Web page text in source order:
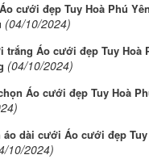
cưới đẹp Tuy Hoà Phú
(04/10/2024)
trắng Áo cưới đẹp Tuy Hoà
(04/10/2024)
Áo cưới đẹp Tuy Hoà
dài cưới Áo cưới đẹp
10/2024)